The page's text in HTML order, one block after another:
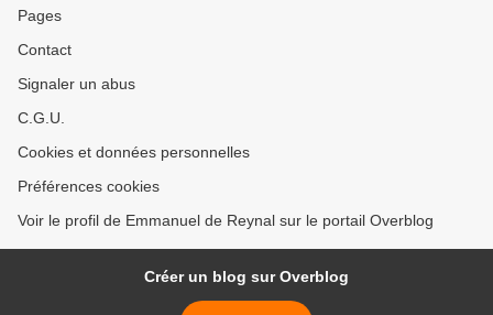
Pages
Contact
Signaler un abus
C.G.U.
Cookies et données personnelles
Préférences cookies
Voir le profil de Emmanuel de Reynal sur le portail Overblog
Créer un blog sur Overblog